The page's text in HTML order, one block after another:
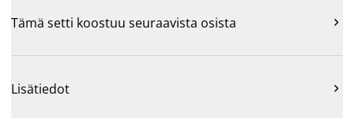
Tämä setti koostuu seuraavista osista 
Lisätiedot 